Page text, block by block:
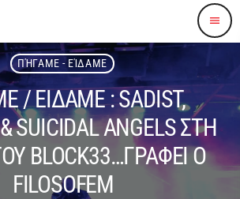
menu
ΠΉΓΑΜΕ - ΕΊΔΑΜΕ
/ ΕΙΔΑΜΕ : SADIST,
SUICIDAL ANGELS ΣΤΗ
BLOCK33…ΓΡΑΦΕΙ Ο
FILOSOFEM